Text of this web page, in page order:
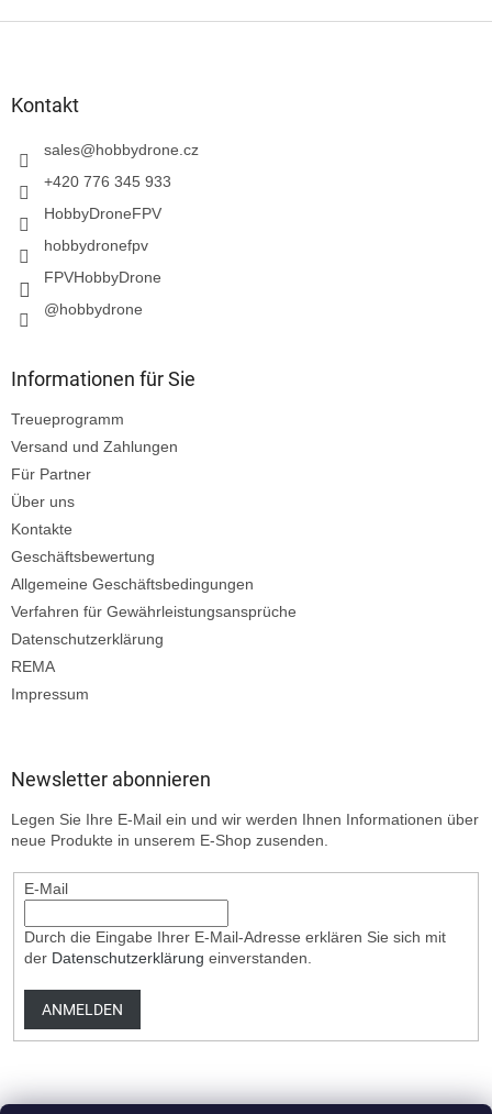
Kontakt
sales@hobbydrone.cz
+420 776 345 933
HobbyDroneFPV
hobbydronefpv
FPVHobbyDrone
@hobbydrone
Informationen für Sie
Treueprogramm
Versand und Zahlungen
Für Partner
Über uns
Kontakte
Geschäftsbewertung
Allgemeine Geschäftsbedingungen
Verfahren für Gewährleistungsansprüche
Datenschutzerklärung
REMA
Impressum
Newsletter abonnieren
Legen Sie Ihre E-Mail ein und wir werden Ihnen Informationen über
neue Produkte in unserem E-Shop zusenden.
E-Mail
Durch die Eingabe Ihrer E-Mail-Adresse erklären Sie sich mit
der Datenschutzerklärung einverstanden.
ANMELDEN